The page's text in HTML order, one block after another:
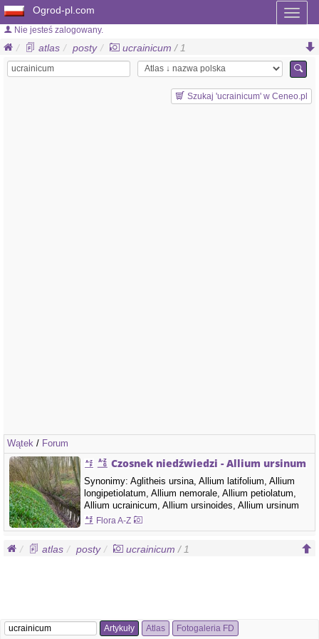
Ogrod-pl.com
Nie jesteś zalogowany.
atlas posty ucrainicum / 1
Szukaj 'ucrainicum' w Ceneo.pl
Wątek / Forum
Czosnek niedźwiedzi - Allium ursinum
Synonimy: Aglitheis ursina, Allium latifolium, Allium
longipetiolatum, Allium nemorale, Allium petiolatum,
Allium ucrainicum, Allium ursinoides, Allium ursinum
var. ucrainicum, Allium vincetoxicum, Cepa ursina,
Geboscon ursinum, Hylogeton ursinum, Moly
ursinum Rodzina: Amaryllidaceae - amarylkowate
Flora A-Z
atlas posty ucrainicum / 1
Artykuły Atlas Fotogaleria FD